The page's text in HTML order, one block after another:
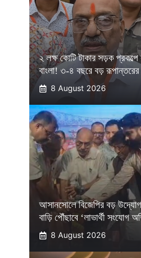
২ লক্ষ কোটি টাকার সড়ক প্রকল্পে
বাংলা! ৩-৪ বছরে বড় রূপান্তরের
8 August 2026
আসানসোলে বিজেপির বড়
বাড়ি পৌঁছাবে ‘লাভার্থী সংযোগ
8 August 2026